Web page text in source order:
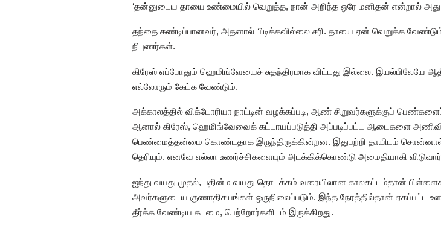
‘தன்னுடைய தாயை உண்மையில் வெறுத்த, நான் அறிந்த ஒரே மனிதன் என்றால்
தந்தை கண்டிப்பானவர், அதனால் பிடிக்கவில்லை சரி. தாயை ஏன் வெறுக்க
நிபுணர்கள்.
கிரேஸ் எப்போதும் ஹெமிங்வேயைச் சுதந்திரமாக விட்டது இல்லை.
எல்லோரும் கேட்க வேண்டும்.
அக்காலத்தில் விக்டோரியா நாட்டின் வழக்கப்படி, ஆண் சிறுவர்களுக்குப்
ஆனால்‌ கிரேஸ், ஹெமிங்வேவைக் கட்டாயப்படுத்தி அப்படிப்பட்ட ஆடைகளை
பெண்மைத்தன்மை கொண்டதாக இருந்திருக்கின்றன. இதுபற்றி தாயிடம்
தெரியும். எனவே எல்லா உணர்ச்சிகளையும் அடக்கிக்கொண்டு அமைதியாகி
ஐந்து வயது முதல், பதின்ம வயது தொடக்கம் வரையிலான காலகட்டம்தான்
அவர்களுடைய குணாதிசயங்கள் ஒருநிலைப்படும். இந்த நேரத்தில்தான் ஏகப்பட்ட
தீர்க்க வேண்டிய கடமை, பெற்றோர்களிடம் இருக்கிறது.